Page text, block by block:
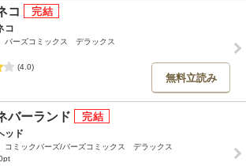
コ
コ
バーズコミックス デラックス
(4.0)
無料立読み
バーランド
ッド
コミックバーズ/バーズコミックス デラックス